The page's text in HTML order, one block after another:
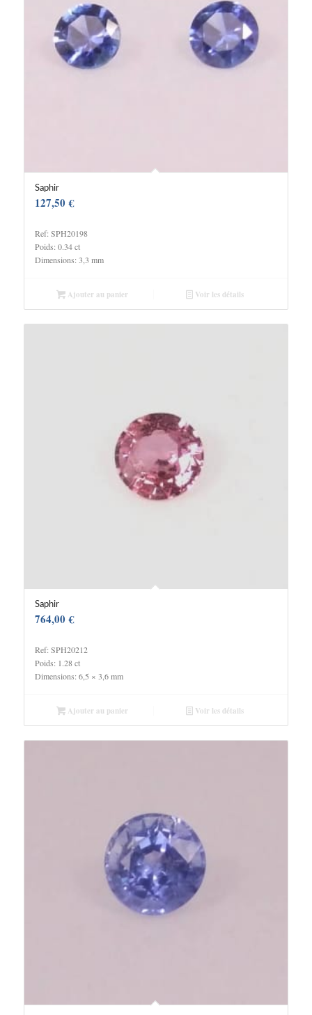
Saphir
127,50€
Ref: SPH20198
Poids: 0.34 ct
Dimensions: 3,3 mm
Ajouter au panier Voir les détails
Saphir
764,00€
Ref: SPH20212
Poids: 1.28 ct
Dimensions: 6,5 × 3,6 mm
Ajouter au panier Voir les détails